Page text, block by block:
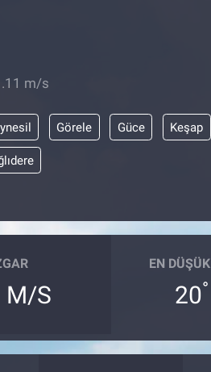
m/s
Görele Güce Keşap
M/S
EN
20°